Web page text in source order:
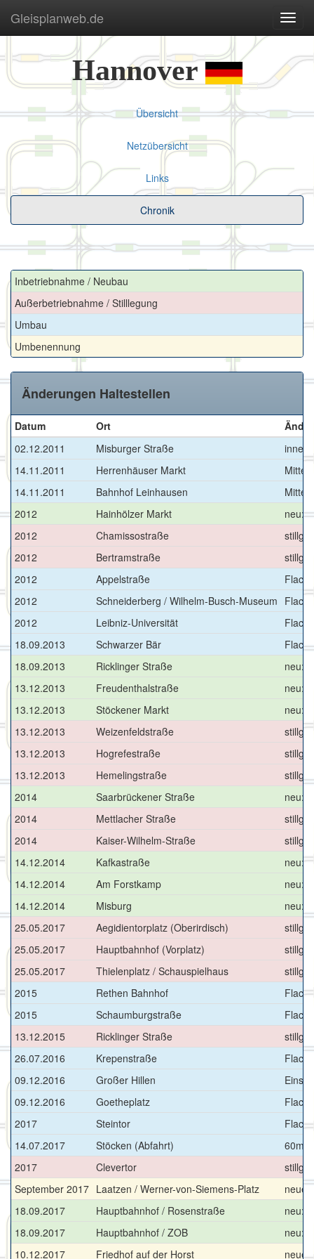
ein-/
Gleisplanweb.de
Hannover
Übersicht
Netzübersicht
Links
Chronik
Inbetriebnahme / Neubau
Außerbetriebnahme / Stilllegung
Umbau
Umbenennung
Änderungen Haltestellen
Datum Ort
02.12.2011
Misburger Straße
14.11.2011
Herrenhäuser Markt
14.11.2011
Bahnhof Leinhausen
2012
Hainhölzer Markt
neu:
2012
Chamissostraße
2012
Bertramstraße
2012
Appelstraße
2012
Schneiderberg / Wilhelm-Busch-Museum
2012
Leibniz-Universität
18.09.2013
Schwarzer Bär
18.09.2013
Ricklinger Straße
neu:
13.12.2013
Freudenthalstraße
neu:
13.12.2013
Stöckener Markt
neu:
13.12.2013
Weizenfeldstraße
13.12.2013
Hogrefestraße
13.12.2013
Hemelingstraße
2014
Saarbrückener Straße
neu:
2014
Mettlacher Straße
2014
Kaiser-Wilhelm-Straße
14.12.2014
Kafkastraße
neu:
14.12.2014
Am Forstkamp
neu:
14.12.2014
Misburg
neu:
25.05.2017
Aegidientorplatz (Oberirdisch)
25.05.2017
Hauptbahnhof (Vorplatz)
25.05.2017
Thielenplatz / Schauspielhaus
2015
Rethen Bahnhof
2015
Schaumburgstraße
13.12.2015
Ricklinger Straße
26.07.2016
Krepenstraße
09.12.2016
Großer Hillen
09.12.2016
Goetheplatz
2017
Steintor
14.07.2017
Stöcken (Abfahrt)
60m-
2017
Clevertor
September 2017 Laatzen / Werner-von-Siemens-Platz
neuer
18.09.2017
Hauptbahnhof / Rosenstraße
neu:
18.09.2017
Hauptbahnhof / ZOB
neu:
10.12.2017
Friedhof auf der Horst neuer